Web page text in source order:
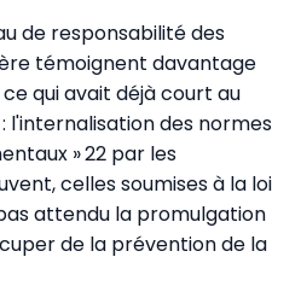
de responsabilité des
témoignent davantage
qui avait déjà court au
l'internalisation des normes
» 22 par les
celles soumises à la loi
attendu la promulgation
de la prévention de la